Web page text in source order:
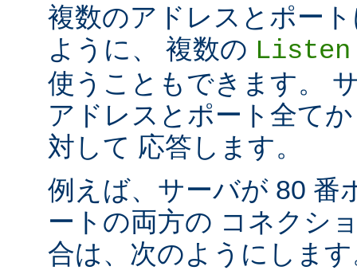
複数のアドレスとポー
ように、 複数の Listen
使うこともできます。
アドレスとポート全て
対して 応答します。
例えば、サーバが 80 番
ートの両方の コネクシ
合は、次のようにしま